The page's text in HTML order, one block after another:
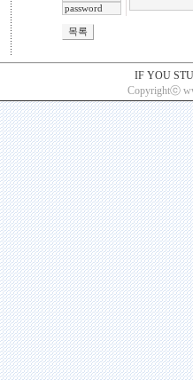
IF YOU
Copyrightⓒ